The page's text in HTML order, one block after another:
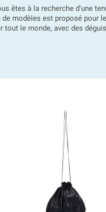
êtes à la recherche d'une
modèles est proposé pour
tout le monde, avec des